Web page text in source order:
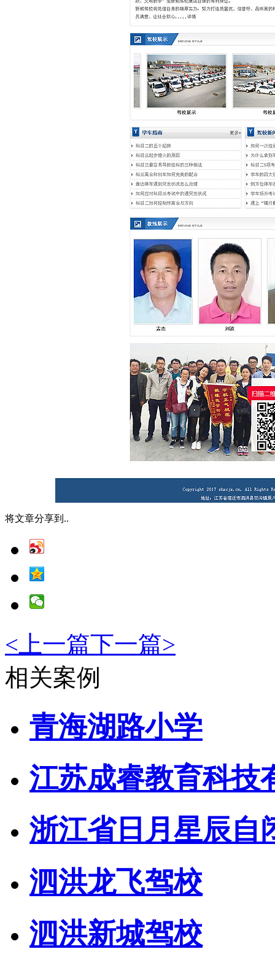
将文章分享到..
< 上一篇下一篇>
相关案例
青海湖路小学
江苏成睿教育科技
浙江省日月星辰自
泗洪龙飞驾校
泗洪新城驾校